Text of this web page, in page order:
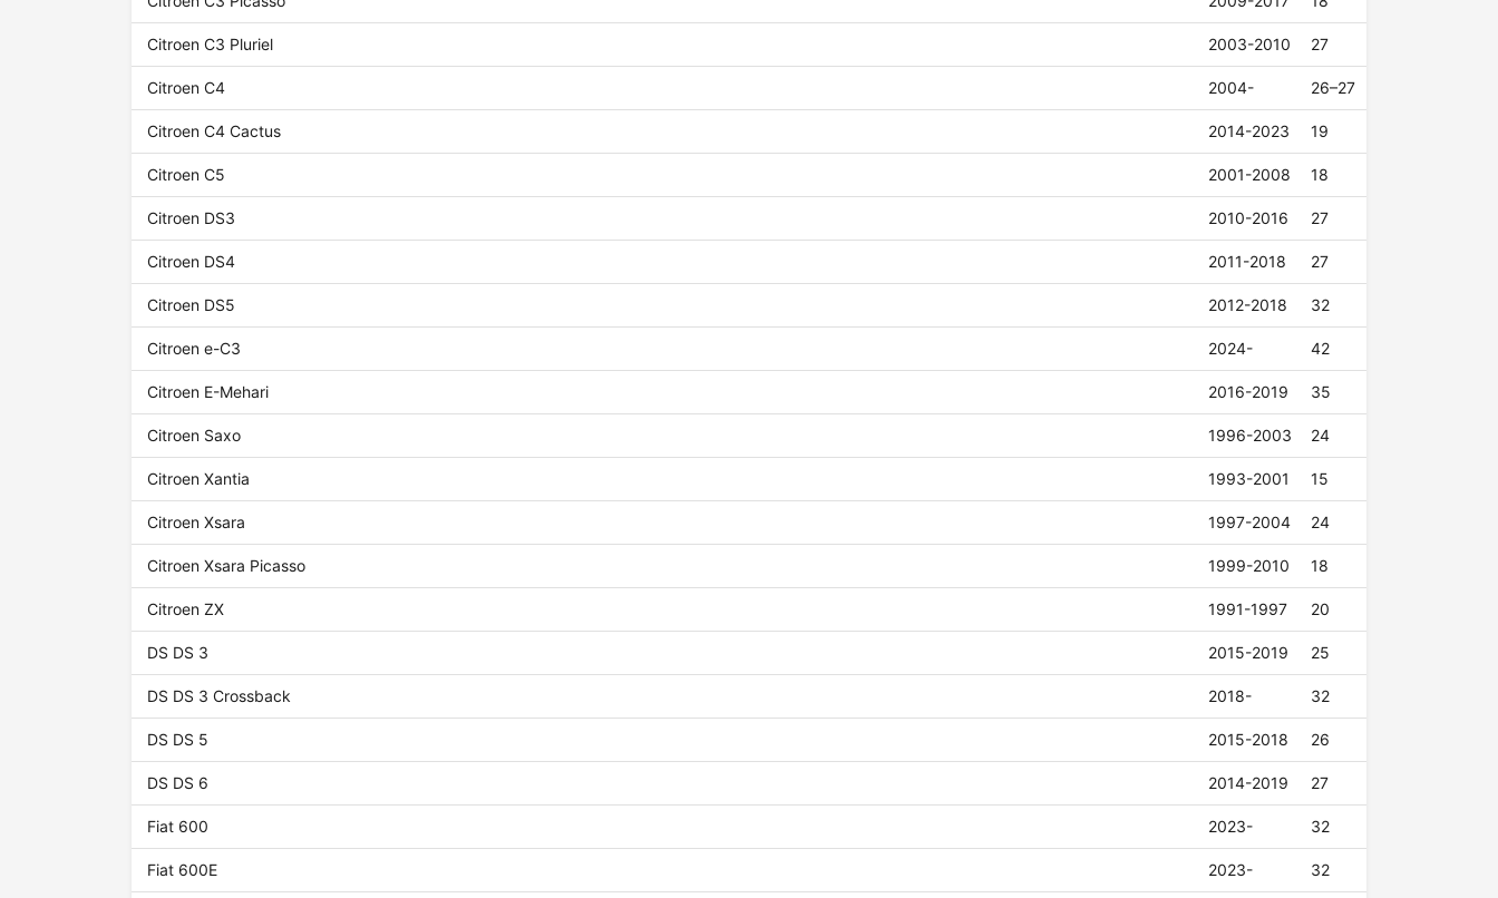
Citroen C3 Pluriel 2003-2010 27
Citroen C4 2004- 26–27
Citroen C4 Cactus 2014-2023 19
Citroen C5 2001-2008 18
Citroen DS3 2010-2016 27
Citroen DS4 2011-2018 27
Citroen DS5 2012-2018 32
Citroen e-C3 2024- 42
Citroen E-Mehari 2016-2019 35
Citroen Saxo 1996-2003 24
Citroen Xantia 1993-2001 15
Citroen Xsara 1997-2004 24
Citroen Xsara Picasso 1999-2010 18
Citroen ZX 1991-1997 20
DS DS 3 2015-2019 25
DS DS 3 Crossback 2018- 32
DS DS 5 2015-2018 26
DS DS 6 2014-2019 27
Fiat 600 2023- 32
Fiat 600E 2023- 32